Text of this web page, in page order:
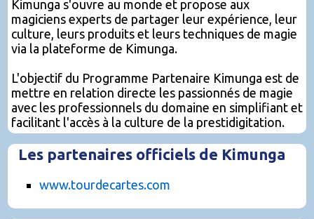
Kimunga s'ouvre au monde et propose aux
magiciens experts de partager leur expérience, leur
culture, leurs produits et leurs techniques de magie
via la plateforme de Kimunga.
L'objectif du Programme Partenaire Kimunga est de
mettre en relation directe les passionnés de magie
avec les professionnels du domaine en simplifiant et
facilitant l'accès à la culture de la prestidigitation.
Les partenaires officiels de Kimunga
www.tourdecartes.com